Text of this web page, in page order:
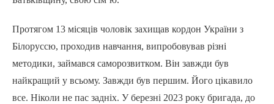
Протягом 13 місяців чоловік захищав кордон України з
Білоруссю, проходив навчання, випробовував різні
методики, займався саморозвитком. Він завжди був
найкращий у всьому. Завжди був першим. Його цікавило
все. Ніколи не пас задніх. У березні 2023 року бригада, до